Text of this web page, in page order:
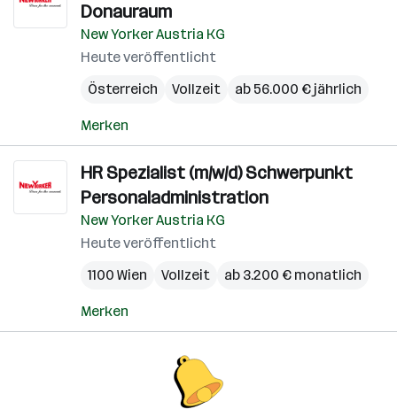
Donauraum
New Yorker Austria KG
Heute veröffentlicht
Österreich
Vollzeit ab 56.000 € jährlich
Merken
HR Spezialist (m/w/d) Schwerpunkt
Personaladministration
New Yorker Austria KG
Heute veröffentlicht
1100 Wien
Vollzeit ab 3.200 € monatlich
Merken